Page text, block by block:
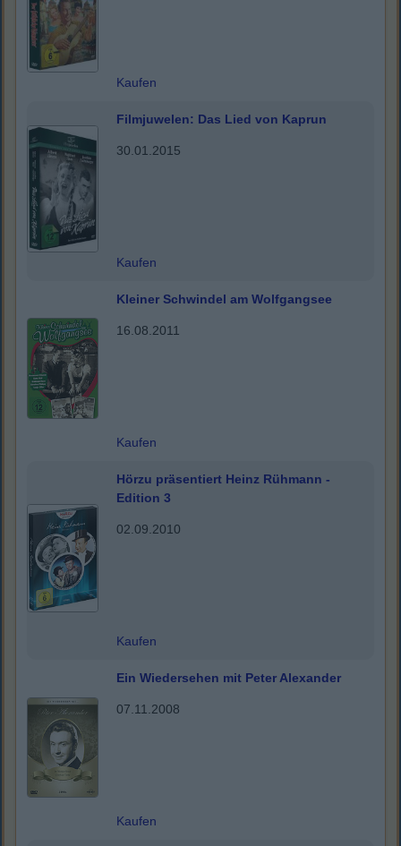
Kaufen
Filmjuwelen: Das Lied von Kaprun
30.01.2015
Kaufen
Kleiner Schwindel am Wolfgangsee
16.08.2011
Kaufen
Hörzu präsentiert Heinz Rühmann -
Edition 3
02.09.2010
Kaufen
Ein Wiedersehen mit Peter Alexander
07.11.2008
Kaufen